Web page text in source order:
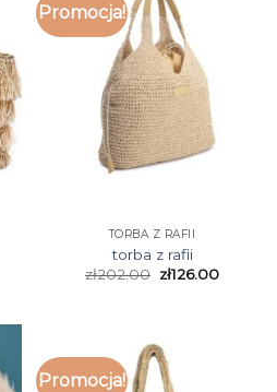
Promocja!
TORBA Z RAFII
torba z rafii
zł202.00 zł126.00
Promocja!